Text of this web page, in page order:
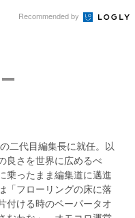
Recommended by
二代目編集長に就任。以
良さを世界に広めるべ
乗ったまま編集道に邁進
「フローリングの床に落
付ける時のペーパータオ